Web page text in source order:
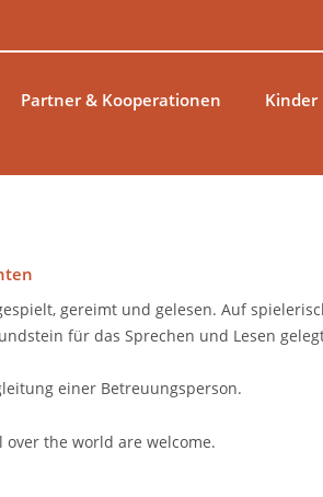
Partner & Kooperationen Kinder
gereimt und gelesen. Auf
für das Sprechen und Lesen
einer Betreuungsperson.
the world are welcome.